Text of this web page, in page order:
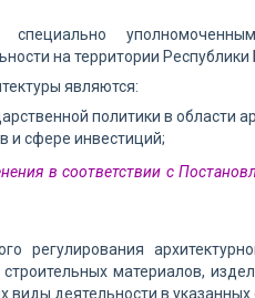
специально
на территории Республики
являются:
политики в области
и сфере инвестиций;
в соответствии с
регулирования
материалов,
деятельности в указанных